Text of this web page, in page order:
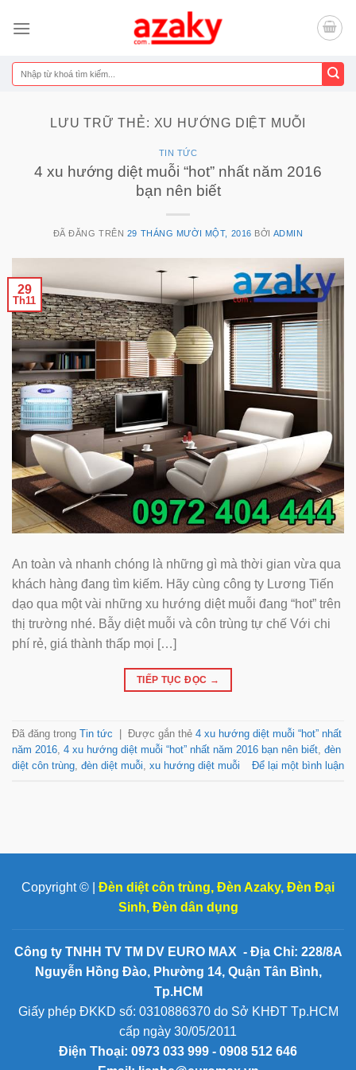
đến
dung
Tìm
kiếm:
LƯU TRỮ THẺ: XU HƯỚNG DIỆT MUỖI
TIN TỨC
4 xu hướng diệt muỗi “hot” nhất năm 2016
bạn nên biết
ĐÃ ĐĂNG TRÊN 29 THÁNG MƯỜI MỘT, 2016 BỞI ADMIN
29
Th11
An toàn và nhanh chóng là những gì mà thời gian vừa qua
khách hàng đang tìm kiếm. Hãy cùng công ty Lương Tiến
dạo qua một vài những xu hướng diệt muỗi đang “hot” trên
thị trường nhé. Bẫy diệt muỗi và côn trùng tự chế Với chi
phí rẻ, giá thành thấp mọi […]
TIẾP TỤC ĐỌC →
Đã đăng trong Tin tức Được gắn thẻ 4 xu hướng diệt muỗi “hot” nhất
năm 2016, 4 xu hướng diệt muỗi “hot” nhất năm 2016 bạn nên biết, đèn
diệt côn trùng, đèn diệt muỗi, xu hướng diệt muỗi Để lại một bình luận
Copyright © | Đèn diệt côn trùng, Đèn Azaky, Đèn Đại
Sinh, Đèn dân dụng
Công ty TNHH TV TM DV EURO MAX - Địa Chỉ: 228/8A
Nguyễn Hồng Đào, Phường 14, Quận Tân Bình,
Tp.HCM
Giấy phép ĐKKD số: 0310886370 do Sở KHĐT Tp.HCM
cấp ngày 30/05/2011
Điện Thoại: 0973 033 999 - 0908 512 646